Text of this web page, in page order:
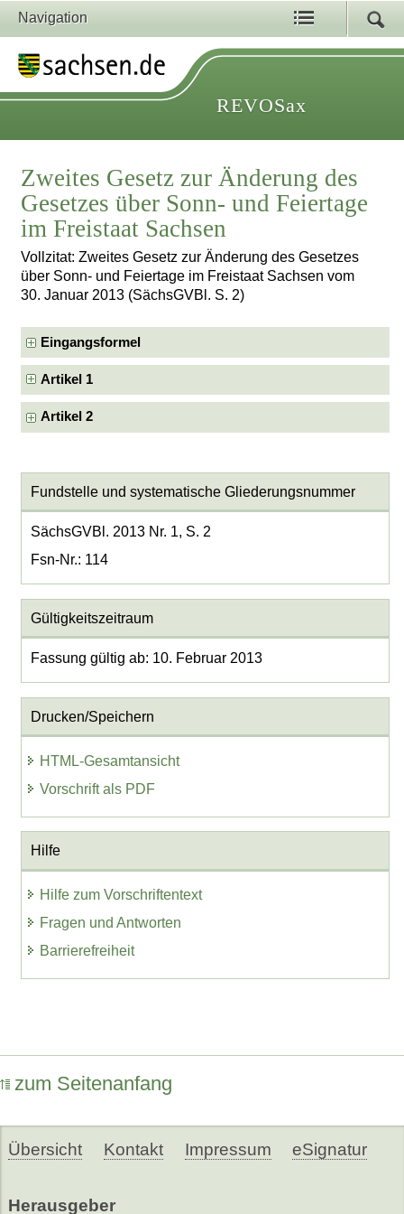
Navigation
REVOSax
Zweites Gesetz zur Änderung des
Gesetzes über Sonn- und Feiertage
im Freistaat Sachsen
Vollzitat: Zweites Gesetz zur Änderung des Gesetzes
über Sonn- und Feiertage im Freistaat Sachsen vom
30. Januar 2013 (SächsGVBl. S. 2)
Eingangsformel
Artikel 1
Artikel 2
Fundstelle und systematische Gliederungsnummer
SächsGVBl. 2013 Nr. 1, S. 2
Fsn-Nr.: 114
Gültigkeitszeitraum
Fassung gültig ab: 10. Februar 2013
Drucken/Speichern
HTML-Gesamtansicht
Vorschrift als PDF
Hilfe
Hilfe zum Vorschriftentext
Fragen und Antworten
Barrierefreiheit
zum Seitenanfang
Übersicht Kontakt Impressum eSignatur
Herausgeber